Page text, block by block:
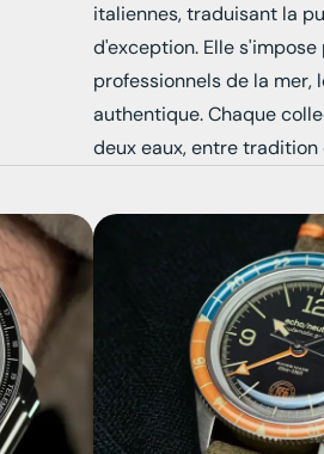
italiennes, traduisant la
d'exception. Elle
professionnels de la
authentique. Chaque
deux eaux, entre